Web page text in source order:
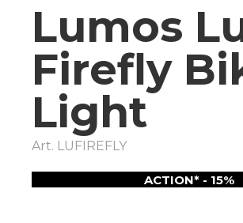
Lumos
Firefly
Light
Art. LUFIREFLY
ACTION* - 15%